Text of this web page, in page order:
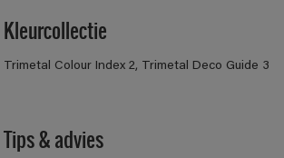
Kleurcollectie
Trimetal Colour Index 2, Trimetal Deco Guide 3
Tips & advies